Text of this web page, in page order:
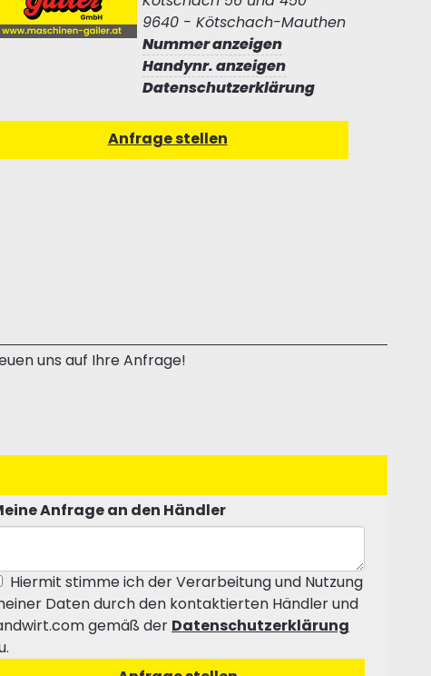
9640 - Kötschach-Mauthen
Nummer anzeigen
Handynr. anzeigen
Datenschutzerklärung
uns auf Ihre Anfrage!
Anfrage an den Händler
Hiermit stimme ich der Verarbeitung und Nutzung
Daten durch den kontaktierten Händler und
gemäß der Datenschutzerklärung